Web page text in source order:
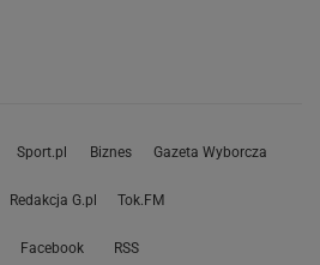
Sport.pl Biznes Gazeta Wyborcza
Redakcja G.pl Tok.FM
Facebook RSS